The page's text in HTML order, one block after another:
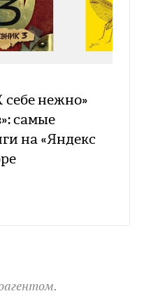
себе нежно»
самые
на «Яндекс